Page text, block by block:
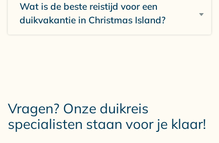
Wat is de beste reistijd voor een
duikvakantie in Christmas Island?
Vragen? Onze duikreis
specialisten staan voor je klaar!